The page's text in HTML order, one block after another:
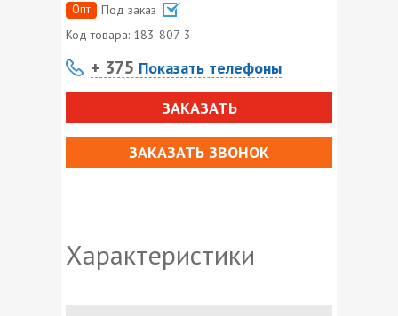
Опт
Под заказ
Код товара: 183-807-3
+ 375 Показать телефоны
ЗАКАЗАТЬ
ЗАКАЗАТЬ ЗВОНОК
Характеристики